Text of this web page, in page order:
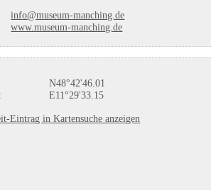
info@museum-manching.de
www.museum-manching.de
N48°42'46.01
E11°29'33.15
Eintrag in Kartensuche anzeigen